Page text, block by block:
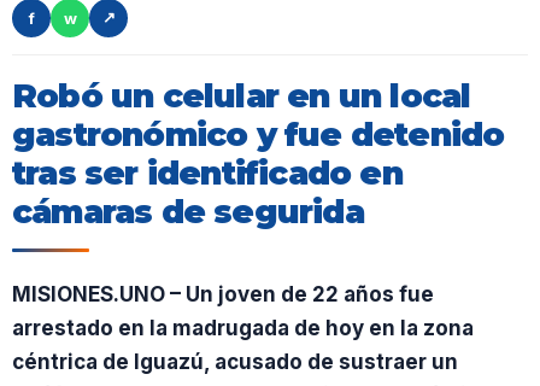
f
w ↗
Robó un celular en un local
gastronómico y fue detenido
tras ser identificado en
cámaras de segurida
MISIONES.UNO – Un joven de 22 años fue
arrestado en la madrugada de hoy en la zona
céntrica de Iguazú, acusado de sustraer un